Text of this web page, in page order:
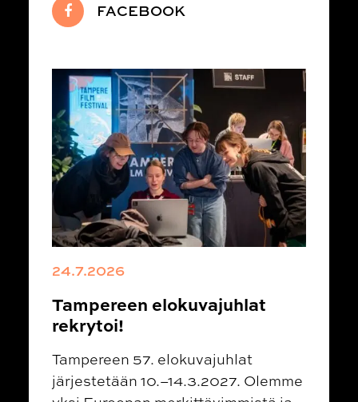
FACEBOOK
24.7.2026
Tampereen elokuvajuhlat
rekrytoi!
Tampereen 57. elokuvajuhlat
järjestetään 10.–14.3.2027. Olemme